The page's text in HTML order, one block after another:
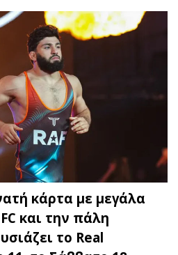
κάρτα με μεγάλα
και την πάλη
το Real